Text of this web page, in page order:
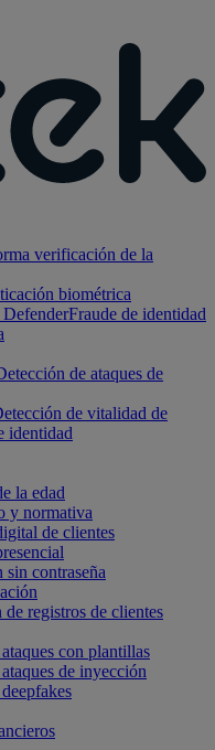
verificación de la
biométrica
Fraude de identidad
de ataques de
de vitalidad de
identidad
la edad
y normativa
de clientes
contraseña
registros de clientes
con plantillas
de inyección